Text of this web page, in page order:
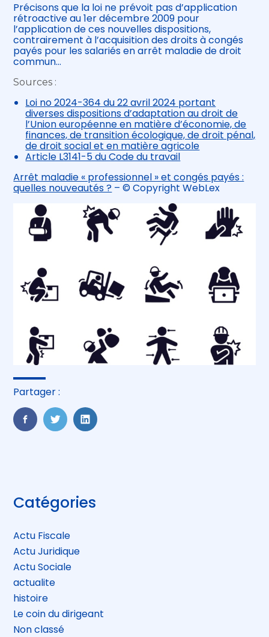
Précisons que la loi ne prévoit pas d’application
rétroactive au 1er décembre 2009 pour
l’application de ces nouvelles dispositions,
contrairement à l’acquisition des droits à congés
payés pour les salariés en arrêt maladie de droit
commun…
Sources :
Loi no 2024-364 du 22 avril 2024 portant
diverses dispositions d’adaptation au droit de
l’Union européenne en matière d’économie, de
finances, de transition écologique, de droit pénal,
de droit social et en matière agricole
Article L3141-5 du Code du travail
Arrêt maladie « professionnel » et congés payés :
quelles nouveautés ? – © Copyright WebLex
Partager :
FaceBook
TwitterLinkedIn
Blog
sidebar
Catégories
Actu Fiscale
Actu Juridique
Actu Sociale
actualite
histoire
Le coin du dirigeant
Non classé